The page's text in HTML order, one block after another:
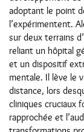
adoptant le point
l’expérimentent.
sur deux terrains
reliant un hôpital
et un dispositif
mentale. Il lève le
distance, lors
cliniques cruciaux
rapprochée et